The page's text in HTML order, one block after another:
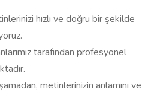
hızlı ve doğru bir şekilde
tarafından profesyonel
metinlerinizin anlamını ve